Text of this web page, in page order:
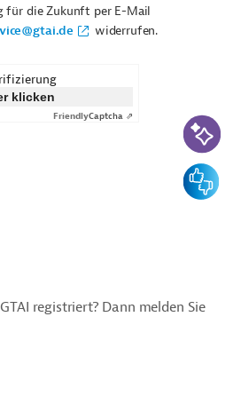
für die Zukunft per E-Mail
widerrufen.
klicken
FriendlyCaptcha ⇗
registriert? Dann melden Sie
KI-